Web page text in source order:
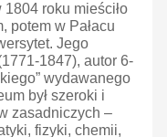
1804 roku mieściło
potem w Pałacu
Jego
1847), autor 6-
wydawanego
był szeroki i
zasadniczych –
fizyki, chemii,